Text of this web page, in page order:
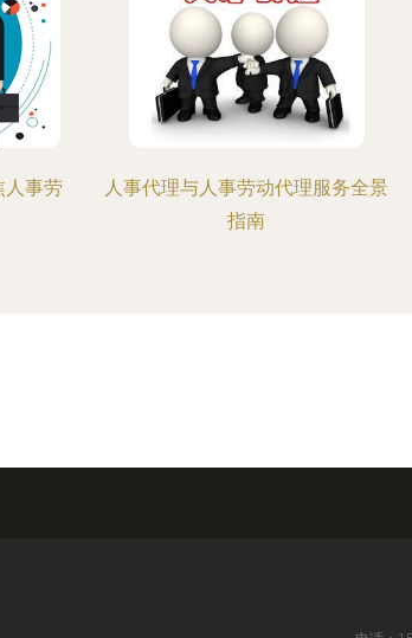
人事劳
人事代理与人事劳动代理服务全景
指南